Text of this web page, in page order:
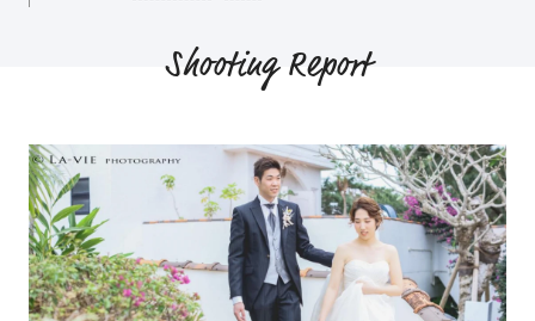
Shooting Report